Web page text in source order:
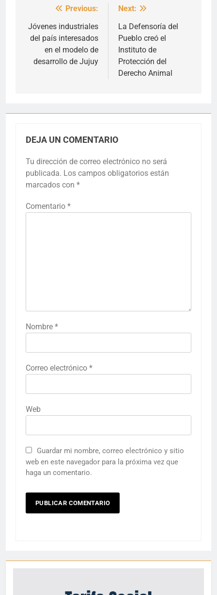
Navegación
de
entradas
Previous:
Jóvenes industriales
del país interesados
en el modelo de
desarrollo de Jujuy
Next:
La Defensoría del
Pueblo creó el
Instituto de
Protección del
Derecho Animal
DEJA UN COMENTARIO
Tu dirección de correo electrónico no será
publicada. Los campos obligatorios están
marcados con *
Comentario *
Nombre *
Correo electrónico *
Web
Guardar mi nombre, correo electrónico y sitio
web en este navegador para la próxima vez que
haga un comentario.